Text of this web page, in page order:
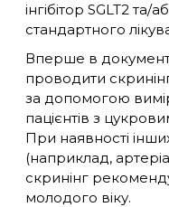
інгібітор SGLT2
стандартного
Вперше в
проводити
за допомогою
пацієнтів з
При наявності
(наприклад,
скринінг
молодого віку.